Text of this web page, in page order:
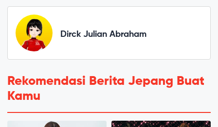
Dirck Julian Abraham
Rekomendasi Berita Jepang Buat
Kamu